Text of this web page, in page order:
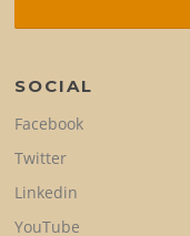
SOCIAL
Facebook
Twitter
Linkedin
YouTube